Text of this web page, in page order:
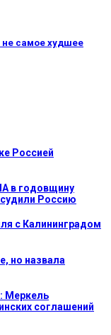
самое худшее
Россией
в годовщину
Россию
с Калининградом
но назвала
Меркель
соглашений